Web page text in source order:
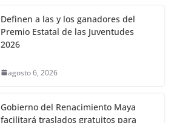
Definen a las y los ganadores del
Premio Estatal de las Juventudes
2026
agosto 6, 2026
Gobierno del Renacimiento Maya
facilitará traslados gratuitos para